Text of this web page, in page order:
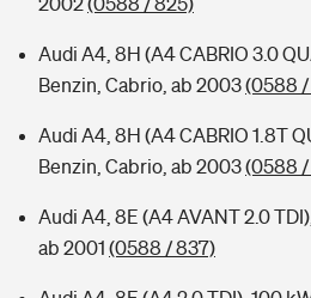
Audi A4, 8H (A4 CABRIO 3.0
Benzin, Cabrio, ab 2003(0588 /
Audi A4, 8H (A4 CABRIO 1.8T
Benzin, Cabrio, ab 2003(0588
Audi A4, 8E (A4 AVANT 2.0
ab 2001 (0588 / 837)